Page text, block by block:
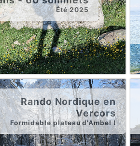
Été 2025
Rando Nordique en
Vercors
Formidable plateau d'Ambel !